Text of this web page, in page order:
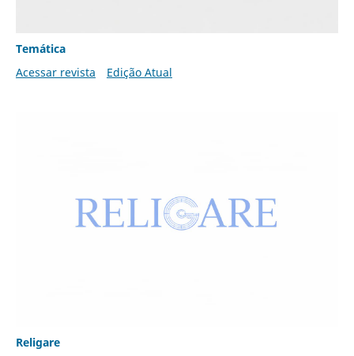
Temática
Acessar revista
Edição Atual
Religare